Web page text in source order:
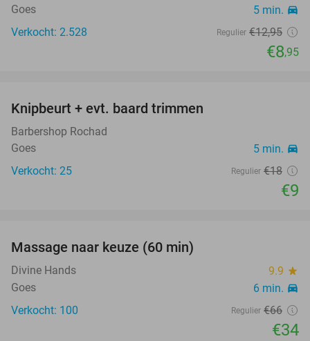
Goes 5 min. directions_car
Verkocht: 2.528 Regulier €12,95
€8,95
Knipbeurt + evt. baard trimmen
Barbershop Rochad
Goes
5 min. directions_car
Verkocht: 25 Regulier €18
€9
SOLD
OUT
Massage naar keuze (60 min)
Divine Hands 9.9 star
Goes 6 min. directions_car
Verkocht: 100 Regulier €66
€34